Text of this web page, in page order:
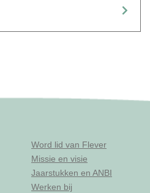
Word lid van Flever
Missie en visie
Jaarstukken en ANBI
Werken bij